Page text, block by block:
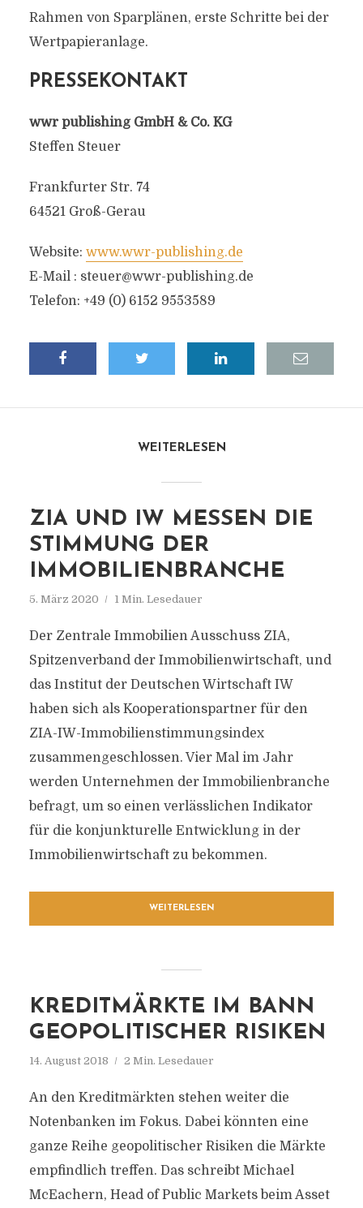
Rahmen von Sparplänen, erste Schritte bei der
Wertpapieranlage.
PRESSEKONTAKT
wwr publishing GmbH & Co. KG
Steffen Steuer
Frankfurter Str. 74
64521 Groß-Gerau
Website: www.wwr-publishing.de
E-Mail : steuer@wwr-publishing.de
Telefon: +49 (0) 6152 9553589
WEITERLESEN
ZIA UND IW MESSEN DIE
STIMMUNG DER
IMMOBILIENBRANCHE
5. März 2020 1 Min. Lesedauer
Der Zentrale Immobilien Ausschuss ZIA,
Spitzenverband der Immobilienwirtschaft, und
das Institut der Deutschen Wirtschaft IW
haben sich als Kooperationspartner für den
ZIA-IW-Immobilienstimmungsindex
zusammengeschlossen. Vier Mal im Jahr
werden Unternehmen der Immobilienbranche
befragt, um so einen verlässlichen Indikator
für die konjunkturelle Entwicklung in der
Immobilienwirtschaft zu bekommen.
WEITERLESEN
KREDITMÄRKTE IM BANN
GEOPOLITISCHER RISIKEN
14. August 2018 2 Min. Lesedauer
An den Kreditmärkten stehen weiter die
Notenbanken im Fokus. Dabei könnten eine
ganze Reihe geopolitischer Risiken die Märkte
empfindlich treffen. Das schreibt Michael
McEachern, Head of Public Markets beim Asset